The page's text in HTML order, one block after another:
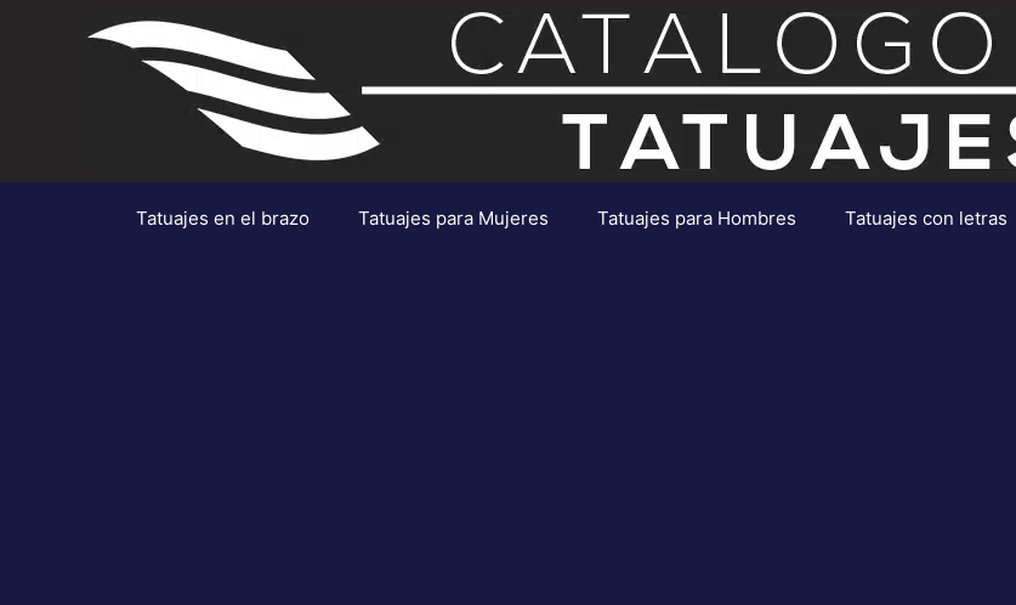
Tatuajes en el brazo Tatuajes para Mujeres Tatuajes para Hombres Tatuajes con letras